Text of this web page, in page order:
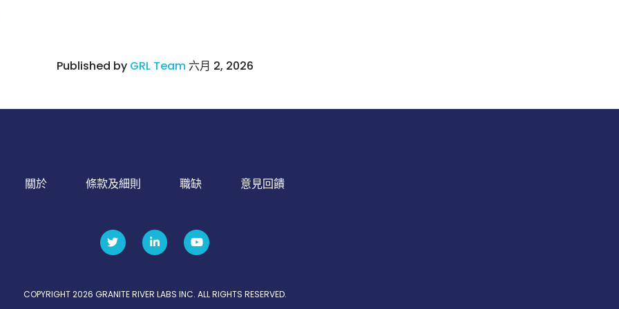
Published by GRL Team 六月 2, 2026
關於 條款及細則 職缺 意見回饋
COPYRIGHT 2026 GRANITE RIVER LABS INC. ALL RIGHTS RESERVED.